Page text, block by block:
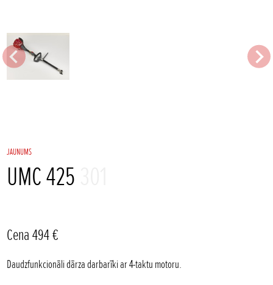
UMC 425
JAUNUMS
Cena 494 €
Daudzfunkcionāli dārza darbarīki ar 4-taktu motoru.